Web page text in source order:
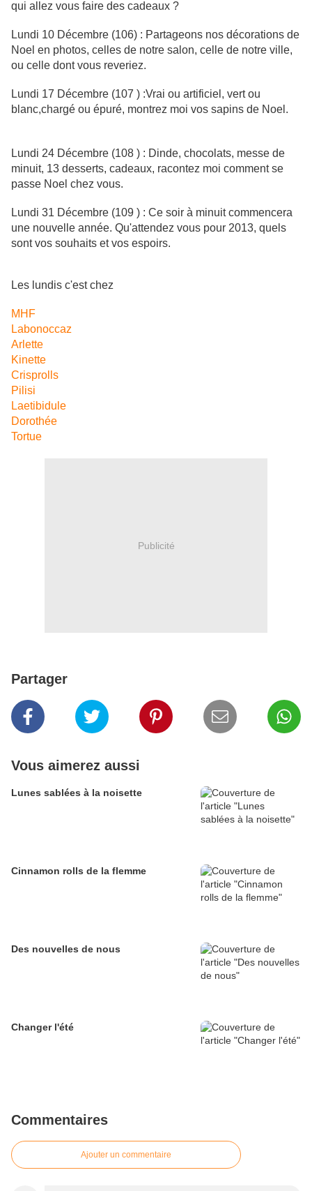
qui allez vous faire des cadeaux ?
Lundi 10 Décembre (106) : Partageons nos décorations de
Noel en photos, celles de notre salon, celle de notre ville,
ou celle dont vous reveriez.
Lundi 17 Décembre (107 ) :Vrai ou artificiel, vert ou
blanc,chargé ou épuré, montrez moi vos sapins de Noel.
Lundi 24 Décembre (108 ) : Dinde, chocolats, messe de
minuit, 13 desserts, cadeaux, racontez moi comment se
passe Noel chez vous.
Lundi 31 Décembre (109 ) : Ce soir à minuit commencera
une nouvelle année. Qu'attendez vous pour 2013, quels
sont vos souhaits et vos espoirs.
Les lundis c'est chez
MHF
Labonoccaz
Arlette
Kinette
Crisprolls
Pilisi
Laetibidule
Dorothée
Tortue
Publicité
Partager
Vous aimerez aussi
Lunes sablées à la noisette
Cinnamon rolls de la flemme
Des nouvelles de nous
Changer l'été
Commentaires
Ajouter un commentaire